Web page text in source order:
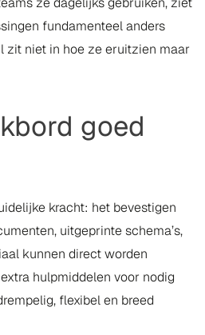
fundamenteel anders
zit niet in hoe ze eruitzien maar
goed
kracht: het bevestigen
uitgeprinte schema’s,
kunnen direct worden
hulpmiddelen voor nodig
flexibel en breed